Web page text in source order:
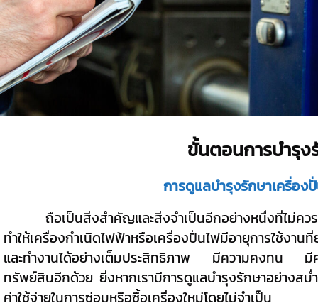
ขั้นตอนการบํารุง
การดูแลบำรุงรักษาเครื่อง
ถือเป็นสิ่งสำคัญและสิ่งจำเป็นอีกอย่างหนึ่งที่ไม่ควรมอ
ทำให้เครื่องกำเนิดไฟฟ้าหรือเครื่องปั่นไฟมีอายุการใช้งาน
และทำงานได้อย่างเต็มประสิทธิภาพ มีความคงทน มี
ทรัพย์สินอีกด้วย ยิ่งหากเรามีการดูแลบำรุงรักษาอย่างสม่
ค่าใช้จ่ายในการซ่อมหรือซื้อเครื่องใหม่โดยไม่จำเป็น